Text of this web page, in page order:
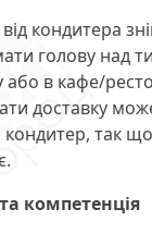
кондитера
голову над
або в кафе/
доставку
так
компетенція